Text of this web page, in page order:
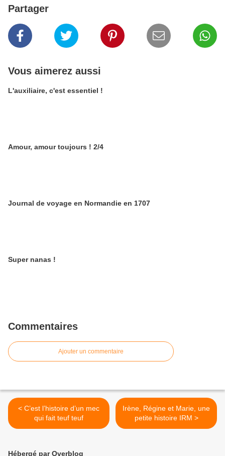
Partager
Vous aimerez aussi
L'auxiliaire, c'est essentiel !
Amour, amour toujours ! 2/4
Journal de voyage en Normandie en 1707
Super nanas !
Commentaires
Ajouter un commentaire
< C’est l’histoire d’un mec
qui fait teuf teuf
Irène, Régine et Marie, une
petite histoire IRM >
Hébergé par Overblog